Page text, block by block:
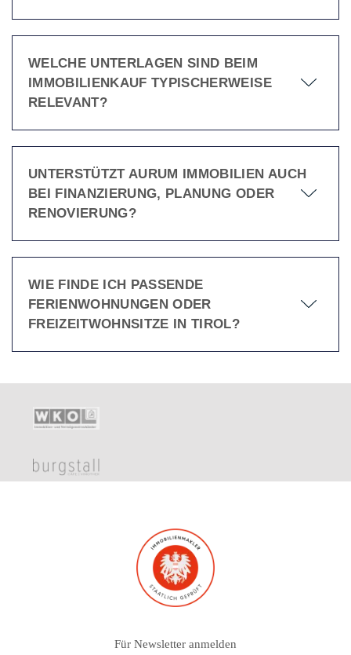
WELCHE UNTERLAGEN SIND BEIM
IMMOBILIENKAUF TYPISCHERWEISE
RELEVANT?
UNTERSTÜTZT AURUM IMMOBILIEN AUCH
BEI FINANZIERUNG, PLANUNG ODER
RENOVIERUNG?
WIE FINDE ICH PASSENDE
FERIENWOHNUNGEN ODER
FREIZEITWOHNSITZE IN TIROL?
Für Newsletter anmelden